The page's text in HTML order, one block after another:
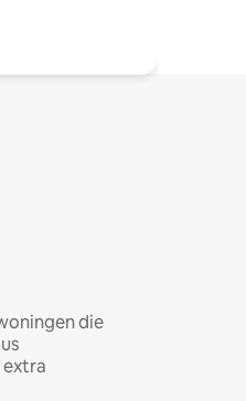
die